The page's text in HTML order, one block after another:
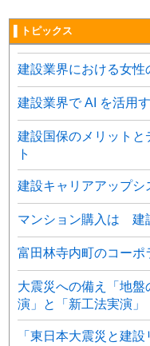
▌トピックス
建設業界における女性
建設業界で AI を活用
建設国保のメリット
ト
建設キャリアアップシ
マンション購入は 建
富田林寺内町のコーポ
大震災への備え「地
演」と「新工法実演」
「東日本大震災と建